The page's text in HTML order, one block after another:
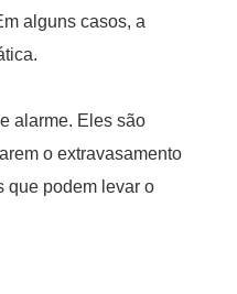
alguns casos, a
alarme. Eles são
o extravasamento
que podem levar o